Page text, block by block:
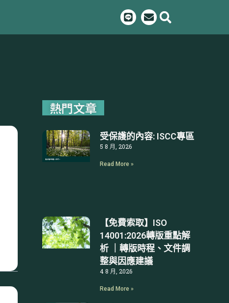
L
i
n
E
n
v
熱門文章
受保護的內容: ISCC專區
5 8 月, 2026
Read More »
【免費索取】ISO
14001:2026轉版重點解
析 ｜轉版時程、文件調
整與因應建議
4 8 月, 2026
Read More »